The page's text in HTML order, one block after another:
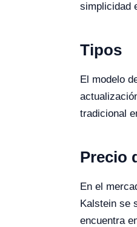
simplicidad
Tipos
El modelo
tradicional
Precio
En el
Kalstein se
encuentra